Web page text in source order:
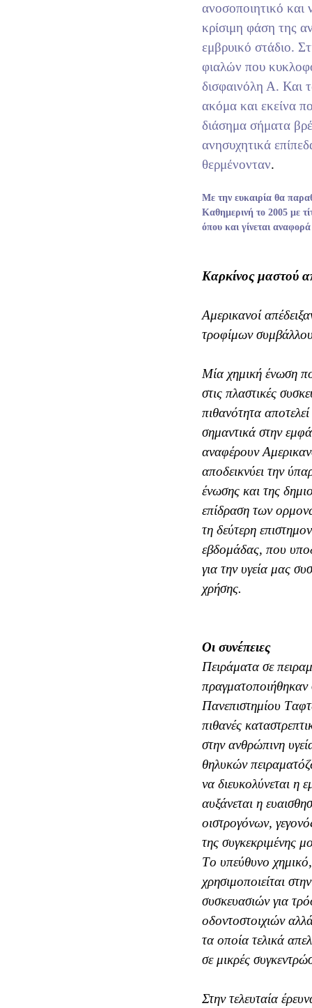
ανοσοποιητικό και
κρίσιμη φάση της
εμβρυικό στάδιο.
φιαλών που
δισφαινόλη Α. Και
ακόμα και εκείνα
διάσημα σήματα
ανησυχητικά
θερμένονταν.
Με την ευκαιρία θα
Καθημερινή το 2005 με
όπου και γίνεται
Kαρκίνος μαστού
Aμερικανοί
τροφίμων
Mία χημική ένωση
στις πλαστικές
πιθανότητα
σημαντικά στην
αναφέρουν
αποδεικνύει την
ένωσης και της
επίδραση των
τη δεύτερη
εβδομάδας, που
για την υγεία μας
χρήσης.
Oι συνέπειες
Πειράματα σε
πραγματοποιήθηκαν
Πανεπιστημίου
πιθανές
στην ανθρώπινη
θηλυκών
να διευκολύνεται η
αυξάνεται η
οιστρογόνων,
της συγκεκριμένης
Tο υπεύθυνο
χρησιμοποιείται
συσκευασιών για
οδοντοστοιχιών
τα οποία τελικά
σε μικρές
Στην τελευταία